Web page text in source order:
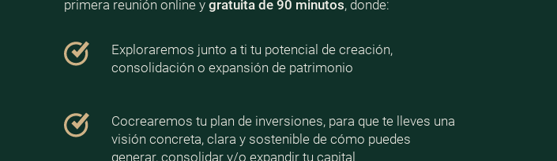
primera reunión online ygratuita de 90 minutos, donde:
Exploraremos junto a ti tu potencial de creación,
consolidación o expansión de patrimonio
Cocrearemos tu plan de inversiones, para que te lleves una
visión concreta, clara y sostenible de cómo puedes
generar, consolidar y/o expandir tu capital